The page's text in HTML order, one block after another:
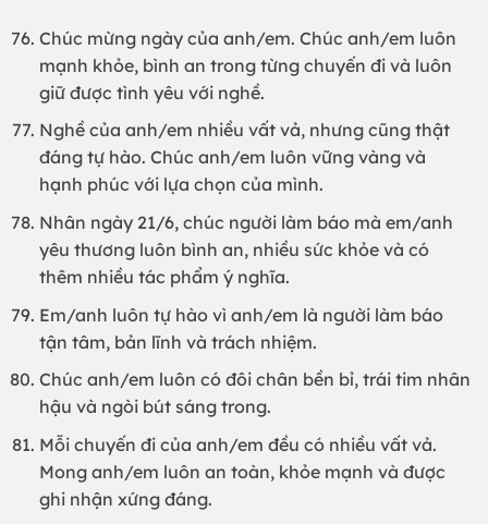
Chúc mừng ngày của anh/em. Chúc anh/em luôn
mạnh khỏe, bình an trong từng chuyến đi và luôn
giữ được tình yêu với nghề.
Nghề của anh/em nhiều vất vả, nhưng cũng thật
đáng tự hào. Chúc anh/em luôn vững vàng và
hạnh phúc với lựa chọn của mình.
Nhân ngày 21/6, chúc người làm báo mà em/anh
yêu thương luôn bình an, nhiều sức khỏe và có
thêm nhiều tác phẩm ý nghĩa.
Em/anh luôn tự hào vì anh/em là người làm báo
tận tâm, bản lĩnh và trách nhiệm.
Chúc anh/em luôn có đôi chân bền bỉ, trái tim nhân
hậu và ngòi bút sáng trong.
Mỗi chuyến đi của anh/em đều có nhiều vất vả.
Mong anh/em luôn an toàn, khỏe mạnh và được
ghi nhận xứng đáng.